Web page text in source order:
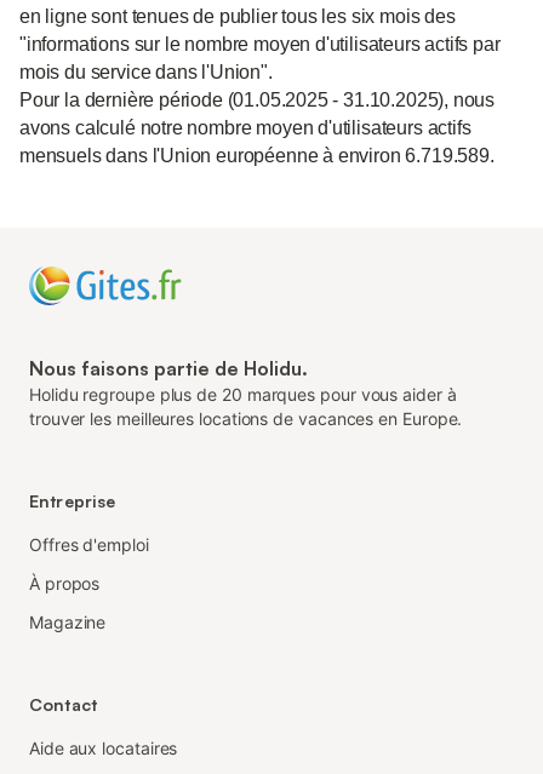
en ligne sont tenues de publier tous les six mois des
"informations sur le nombre moyen d'utilisateurs actifs par
mois du service dans l'Union".
Pour la dernière période (01.05.2025 - 31.10.2025), nous
avons calculé notre nombre moyen d'utilisateurs actifs
mensuels dans l'Union européenne à environ 6.719.589.
Nous faisons partie de Holidu.
Holidu regroupe plus de 20 marques pour vous aider à
trouver les meilleures locations de vacances en Europe.
Entreprise
Offres d'emploi
À propos
Magazine
Contact
Aide aux locataires